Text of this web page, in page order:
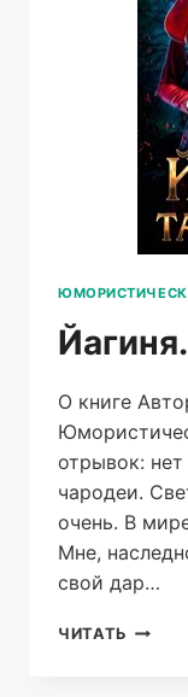
О книге
отрывок:
чародеи.
очень. В
Мне,
свой дар…
ЧИТАТЬ